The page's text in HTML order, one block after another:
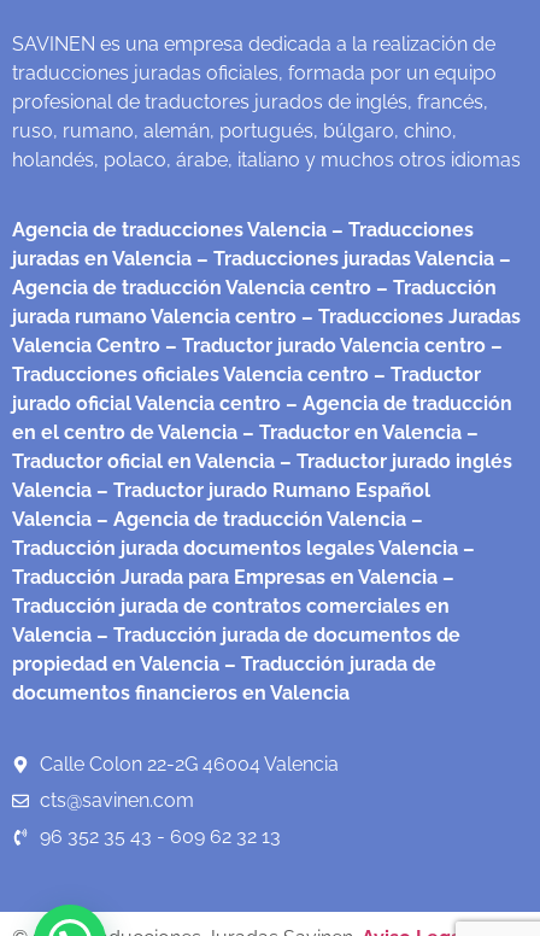
SAVINEN es una empresa dedicada a la realización de
traducciones juradas oficiales, formada por un equipo
profesional de traductores jurados de inglés, francés,
ruso, rumano, alemán, portugués, búlgaro, chino,
holandés, polaco, árabe, italiano y muchos otros idiomas
Agencia de traducciones Valencia – Traducciones
juradas en Valencia – Traducciones juradas Valencia –
Agencia de traducción Valencia centro – Traducción
jurada rumano Valencia centro – Traducciones Juradas
Valencia Centro – Traductor jurado Valencia centro –
Traducciones oficiales Valencia centro – Traductor
jurado oficial Valencia centro – Agencia de traducción
en el centro de Valencia – Traductor en Valencia –
Traductor oficial en Valencia – Traductor jurado inglés
Valencia – Traductor jurado Rumano Español
Valencia – Agencia de traducción Valencia –
Traducción jurada documentos legales Valencia –
Traducción Jurada para Empresas en Valencia –
Traducción jurada de contratos comerciales en
Valencia – Traducción jurada de documentos de
propiedad en Valencia – Traducción jurada de
documentos financieros en Valencia
Calle Colon 22-2G 46004 Valencia
cts@savinen.com
96 352 35 43 - 609 62 32 13